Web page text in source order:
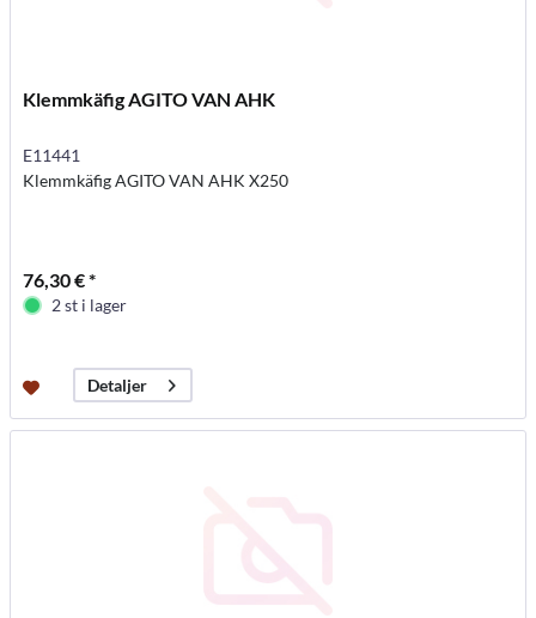
Klemmkäfig AGITO VAN AHK
E11441
Klemmkäfig AGITO VAN AHK X250
76,30 € *
2 st i lager
Detaljer